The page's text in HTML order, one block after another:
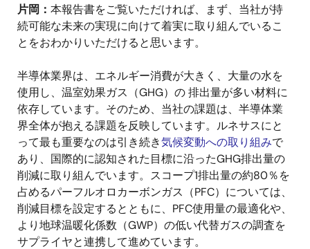
片岡： 本報告書をご覧いただければ、まず、当社が持
続可能な未来の実現に向けて着実に取り組んでいるこ
とをおわかりいただけると思います。
半導体業界は、エネルギー消費が大きく、大量の水を
使用し、温室効果ガス（GHG）の 排出量が多い材料に
依存しています。そのため、当社の課題は、半導体業
界全体が抱える課題を反映しています。ルネサスにと
って最も重要なのは引き続き気候変動への取り組みで
あり、国際的に認知された目標に沿ったGHG排出量の
削減に取り組んでいます。スコープ1排出量の約80％を
占めるパーフルオロカーボンガス（PFC）については、
削減目標を設定するとともに、PFC使用量の最適化や、
より地球温暖化係数（GWP）の低い代替ガスの調査を
サプライヤと連携して進めています。